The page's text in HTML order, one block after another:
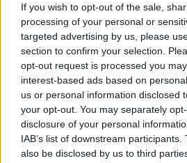
If you wish to opt-out of the sale,
processing of your personal or
targeted advertising by us, please
section to confirm your selection.
opt-out request is processed you
interest-based ads based on
us or personal information disclosed
your opt-out. You may separately
disclosure of your personal
IAB’s list of downstream
also be disclosed by us to third
Carrick kërkon një tjetër
përforcim në mesfushën e
Man Utd, përcaktohen
objektivi kryesor dhe
alternativat
me
del